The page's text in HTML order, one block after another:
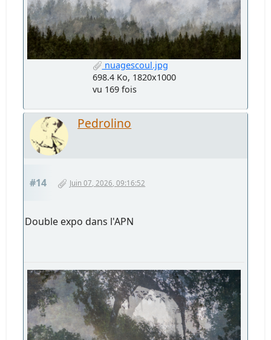
nuagescoul.jpg
698.4 Ko, 1820x1000
vu 169 fois
Pedrolino
#14 Juin 07, 2026, 09:16:52
Double expo dans l'APN